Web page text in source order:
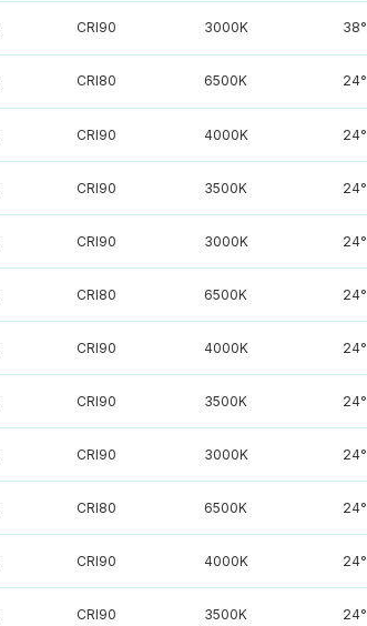
CRI90 3000K 38°
CRI80 6500K 24°
CRI90 4000K 24°
CRI90 3500K 24°
CRI90 3000K 24°
CRI80 6500K 24°
CRI90 4000K 24°
CRI90 3500K 24°
CRI90 3000K 24°
CRI80 6500K 24°
CRI90 4000K 24°
CRI90 3500K 24°